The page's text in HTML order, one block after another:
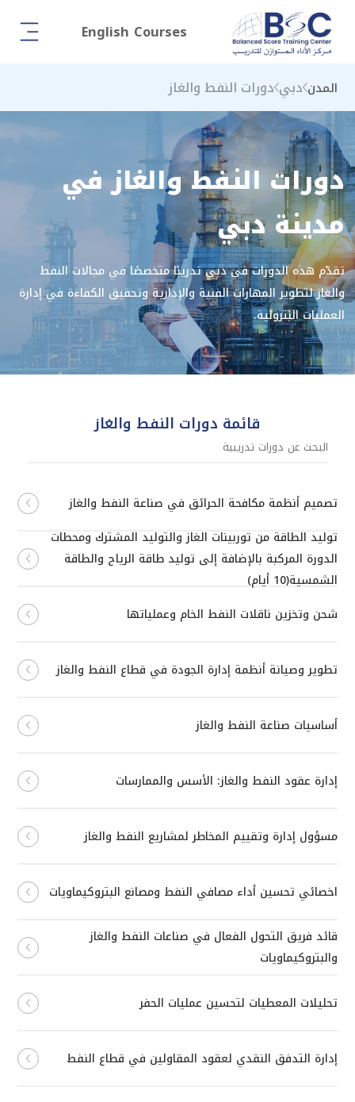
English Courses
المدن دبي دورات النفط والغاز
دورات النفط والغاز في
مدينة دبي
تقدّم هذه الدورات في دبي تدريبًا متخصصًا في مجالات النفط
والغاز لتطوير المهارات الفنية والإدارية وتحقيق الكفاءة في إدارة
العمليات البترولية.
قائمة دورات النفط والغاز
تصميم أنظمة مكافحة الحرائق في صناعة النفط والغاز
توليد الطاقة من توربينات الغاز والتوليد المشترك ومحطات
الدورة المركبة بالإضافة إلى توليد طاقة الرياح والطاقة
الشمسية(10 أيام)
شحن وتخزين ناقلات النفط الخام وعملياتها
تطوير وصيانة أنظمة إدارة الجودة في قطاع النفط والغاز
أساسيات صناعة النفط والغاز
إدارة عقود النفط والغاز: الأسس والممارسات
مسؤول إدارة وتقييم المخاطر لمشاريع النفط والغاز
اخصائي تحسين أداء مصافي النفط ومصانع البتروكيماويات
قائد فريق التحول الفعال في صناعات النفط والغاز
والبتروكيماويات
تحليلات المعطيات لتحسين عمليات الحفر
إدارة التدفق النقدي لعقود المقاولين في قطاع النفط